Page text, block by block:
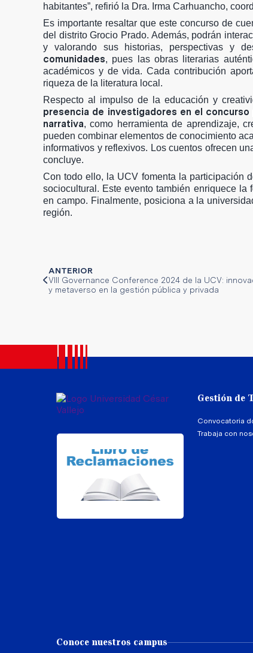
habitantes”, refirió la Dra. Irma Carhuancho,
Es importante resaltar que este concurso de
del distrito Grocio Prado. Además, podrán
y valorando sus historias, perspectivas y
comunidades, pues las obras literarias
académicos y de vida. Cada contribución
riqueza de la literatura local.
Respecto al impulso de la educación y
presencia de investigadores en el
narrativa, como herramienta de aprendizaje,
pueden combinar elementos de conocimiento
informativos y reflexivos. Los cuentos ofrecen
concluye.
Con todo ello, la UCV fomenta la participación
sociocultural. Este evento también enriquece
en campo. Finalmente, posiciona a la
región.
ANTERIOR
VIII Governance Conference 2024 de la UCV:
y metaverso en la gestión pública y privada
Gestión de
Convocatoria
Trabaja con
Conoce nuestros campus